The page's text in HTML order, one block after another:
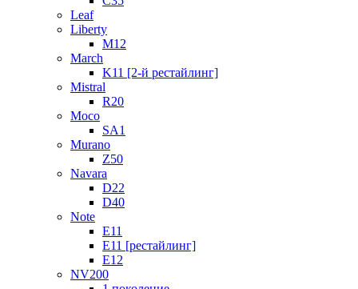
Leaf
Liberty
M12
March
K11 [2-й рестайлинг]
Mistral
R20
Moco
SA1
Murano
Z50
Navara
D22
D40
Note
E11
E11 [рестайлинг]
E12
NV200